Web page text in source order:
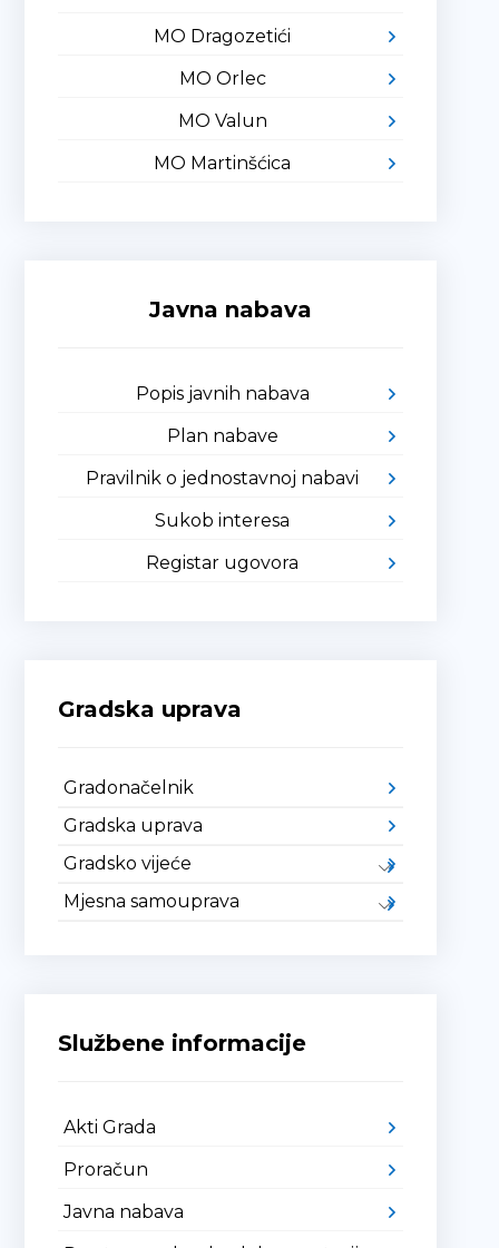
MO Dragozetići
MO Orlec
MO Valun
MO Martinšćica
Javna nabava
Popis javnih nabava
Plan nabave
Pravilnik o jednostavnoj nabavi
Sukob interesa
Registar ugovora
Gradska uprava
Gradonačelnik
Gradska uprava
Gradsko vijeće
Mjesna samouprava
Službene informacije
Akti Grada
Proračun
Javna nabava